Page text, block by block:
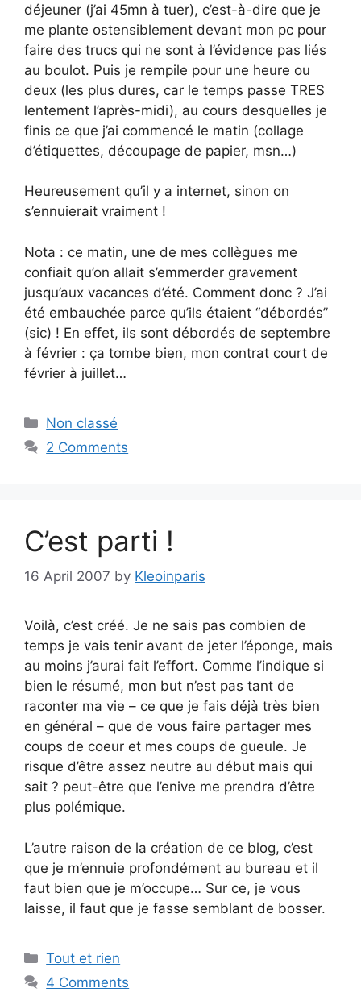
déjeuner (j’ai 45mn à tuer), c’est-à-dire que je
me plante ostensiblement devant mon pc pour
faire des trucs qui ne sont à l’évidence pas liés
au boulot. Puis je rempile pour une heure ou
deux (les plus dures, car le temps passe TRES
lentement l’après-midi), au cours desquelles je
finis ce que j’ai commencé le matin (collage
d’étiquettes, découpage de papier, msn…)
Heureusement qu’il y a internet, sinon on
s’ennuierait vraiment !
Nota : ce matin, une de mes collègues me
confiait qu’on allait s’emmerder gravement
jusqu’aux vacances d’été. Comment donc ? J’ai
été embauchée parce qu’ils étaient “débordés”
(sic) ! En effet, ils sont débordés de septembre
à février : ça tombe bien, mon contrat court de
février à juillet…
Categories
Non classé
2 Comments
C’est parti !
16 April 2007 by Kleoinparis
Voilà, c’est créé. Je ne sais pas combien de
temps je vais tenir avant de jeter l’éponge, mais
au moins j’aurai fait l’effort. Comme l’indique si
bien le résumé, mon but n’est pas tant de
raconter ma vie – ce que je fais déjà très bien
en général – que de vous faire partager mes
coups de coeur et mes coups de gueule. Je
risque d’être assez neutre au début mais qui
sait ? peut-être que l’enive me prendra d’être
plus polémique.
L’autre raison de la création de ce blog, c’est
que je m’ennuie profondément au bureau et il
faut bien que je m’occupe… Sur ce, je vous
laisse, il faut que je fasse semblant de bosser.
Categories
Tout et rien
4 Comments